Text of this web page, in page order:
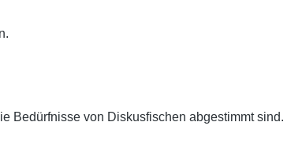
Bedürfnisse von Diskusfischen abgestimmt sind.